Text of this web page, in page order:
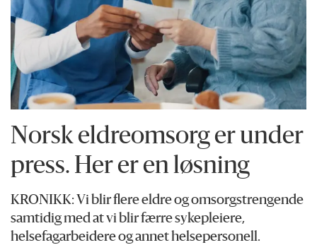
Norsk eldreomsorg er under
press. Her er en løsning
KRONIKK: Vi blir flere eldre og omsorgstrengende
samtidig med at vi blir færre sykepleiere,
helsefagarbeidere og annet helsepersonell.